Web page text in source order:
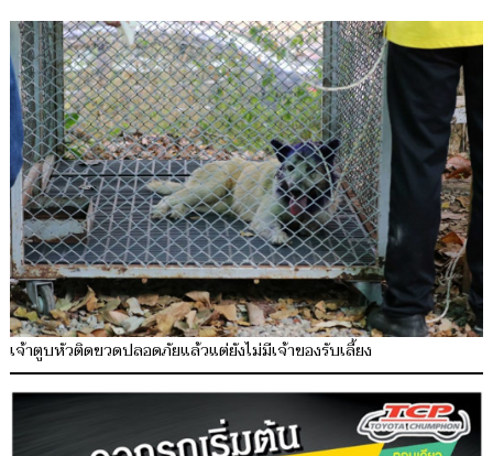
เจ้าตูบหัวติดขวดปลอดภัยแล้วแต่ยังไม่มีเจ้าของรับเลี้ยง